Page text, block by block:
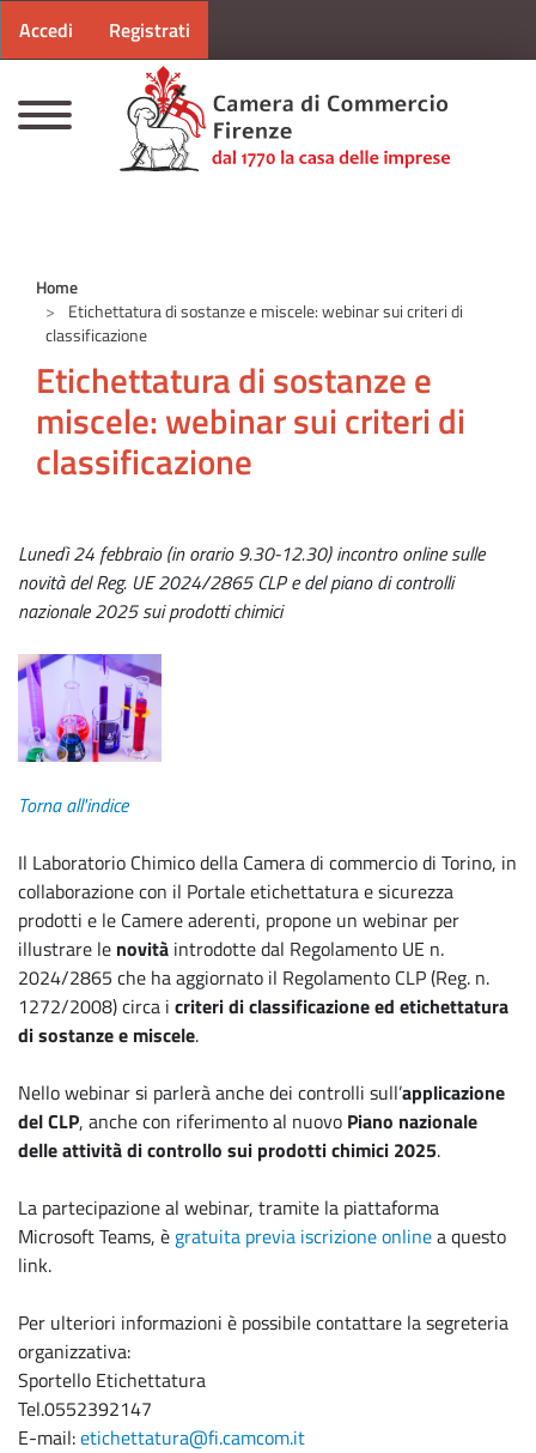
Menu profilo utente
Accedi Registrati
Home
Etichettatura di sostanze e miscele: webinar sui criteri di
classificazione
Etichettatura di sostanze e
miscele: webinar sui criteri di
classificazione
Lunedì 24 febbraio (in orario 9.30-12.30) incontro online sulle
novità del Reg. UE 2024/2865 CLP e del piano di controlli
nazionale 2025 sui prodotti chimici
Torna all'indice
Il Laboratorio Chimico della Camera di commercio di Torino, in
collaborazione con il Portale etichettatura e sicurezza
prodotti e le Camere aderenti, propone un webinar per
illustrare le novità introdotte dal Regolamento UE n.
2024/2865 che ha aggiornato il Regolamento CLP (Reg. n.
1272/2008) circa i criteri di classificazione ed etichettatura
di sostanze e miscele.
Nello webinar si parlerà anche dei controlli sull’applicazione
del CLP, anche con riferimento al nuovo Piano nazionale
delle attività di controllo sui prodotti chimici 2025.
La partecipazione al webinar, tramite la piattaforma
Microsoft Teams, è gratuita previa iscrizione onlinea questo
link.
Per ulteriori informazioni è possibile contattare la segreteria
organizzativa:
Sportello Etichettatura
Tel.0552392147
E-mail:etichettatura@fi.camcom.it